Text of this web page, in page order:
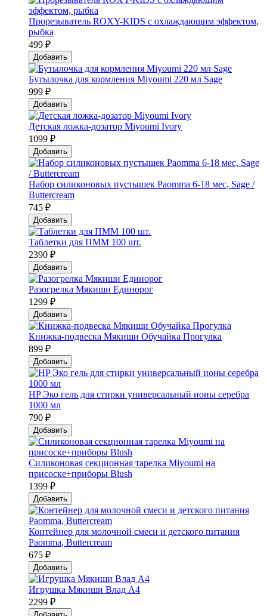
Прорезыватель ROXY-KIDS с охлаждающим эффектом,
рыбка
499 ₽
Добавить
Бутылочка для кормления Miyoumi 220 мл Sage
999 ₽
Добавить
Детская ложка-дозатор Мiyoumi Ivory
1099 ₽
Добавить
Набор силиконовых пустышек Paomma 6-18 мес, Sage /
Buttercream
745 ₽
Добавить
Таблетки для ПММ 100 шт.
2390 ₽
Добавить
Разогрелка Мякиши Единорог
1299 ₽
Добавить
Книжка-подвеска Мякиши Обучайка Прогулка
899 ₽
Добавить
HP Эко гель для стирки универсальный ионы серебра
1000 мл
790 ₽
Добавить
Силиконовая секционная тарелка Мiyoumi на
присоске+приборы Blush
1399 ₽
Добавить
Контейнер для молочной смеси и детского питания
Paomma, Buttercream
675 ₽
Добавить
Игрушка Мякиши Влад А4
2299 ₽